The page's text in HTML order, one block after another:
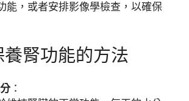
能，或者安排影像學檢查，以確保
腎功能的方法
：